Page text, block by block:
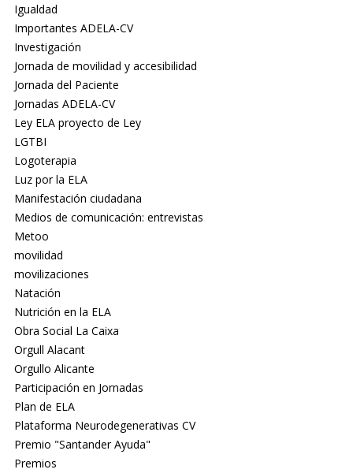
Igualdad
Importantes ADELA-CV
Investigación
Jornada de movilidad y accesibilidad
Jornada del Paciente
Jornadas ADELA-CV
Ley ELA proyecto de Ley
LGTBI
Logoterapia
Luz por la ELA
Manifestación ciudadana
Medios de comunicación: entrevistas
Metoo
movilidad
movilizaciones
Natación
Nutrición en la ELA
Obra Social La Caixa
Orgull Alacant
Orgullo Alicante
Participación en Jornadas
Plan de ELA
Plataforma Neurodegenerativas CV
Premio "Santander Ayuda"
Premios